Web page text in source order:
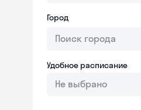
Город
Удобное расписание
Не выбрано